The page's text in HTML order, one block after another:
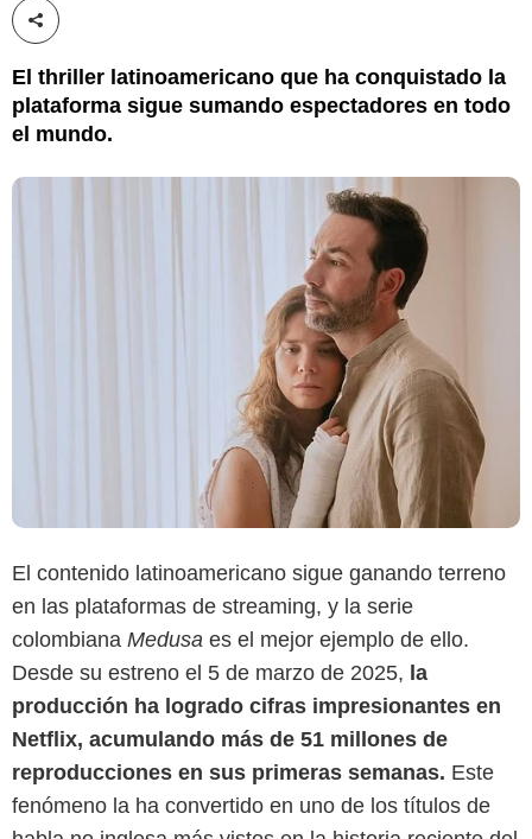
Compartir esta noticia
El thriller latinoamericano que ha conquistado la
plataforma sigue sumando espectadores en todo
el mundo.
El contenido latinoamericano sigue ganando terreno
en las plataformas de streaming, y la serie
colombiana Medusa es el mejor ejemplo de ello.
Desde su estreno el 5 de marzo de 2025, la
producción ha logrado cifras impresionantes en
Netflix, acumulando más de 51 millones de
reproducciones en sus primeras semanas. Este
fenómeno la ha convertido en uno de los títulos de